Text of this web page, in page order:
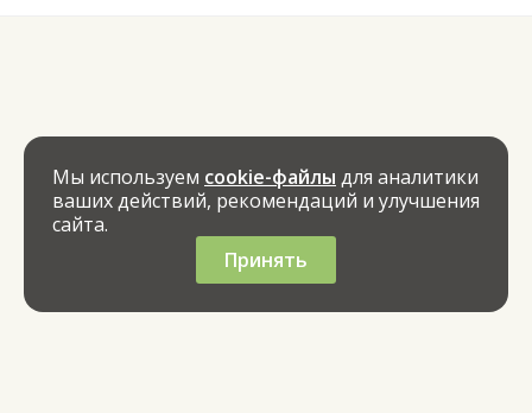
Мы используем cookie-файлы для аналитики
ваших действий, рекомендаций и улучшения
сайта.
Принять